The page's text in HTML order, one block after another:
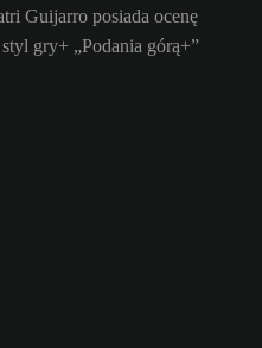
Guijarro posiada ocenę
gry+ „Podania górą+”